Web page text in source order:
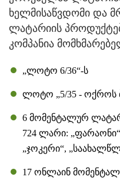
ხელმისაწვდომი და
ლატარიის
კომპანია
„ლოტო 6/36“-ს
ლოტო „5/35 - ოქროს
6 მომენტალურ
724 ლარი: „ფარაონი“,
„ჯოკერი“,
17 ონლაინ